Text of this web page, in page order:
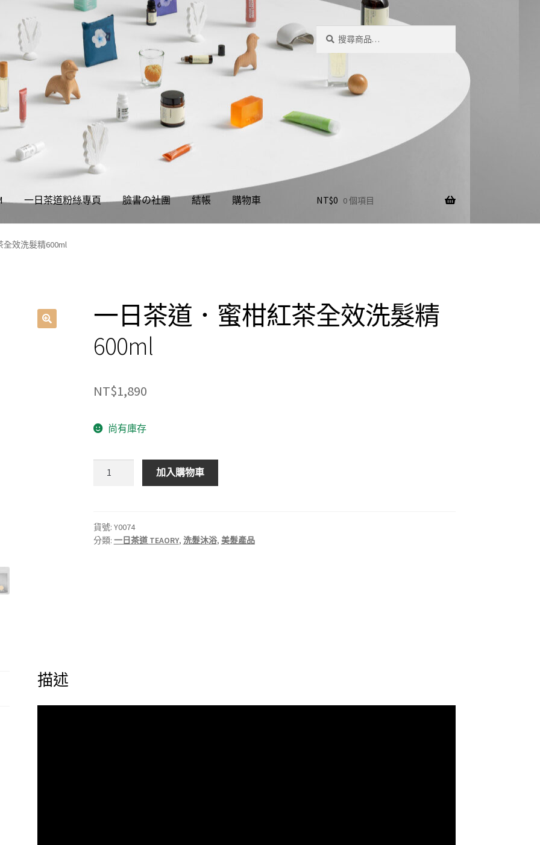
字:
一日茶道粉絲專頁 臉書の社團 結帳 購物車
聲明同學們の購物須知
NT$0 0 個項目
效洗髮精600ml
一日茶道．蜜柑紅茶全效洗髮精
600ml
NT$1,890
尚有庫存
蜜
柑
加入購物車
貨號: Y0074
分類: 一日茶道 TEAORY, 洗髮沐浴, 美髮產品
描述